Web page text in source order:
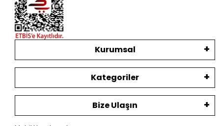
Kurumsal
Kategoriler
Bize Ulaşın